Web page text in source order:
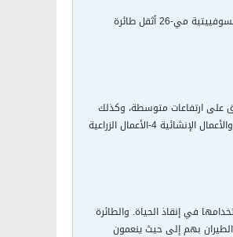
يتراوح حجم الطائرة المروحية بين الطُّرُز أحادية المقعد الصغيرة، والناقلات الضخمة التي يمكنها حمل شاحنتين بداخلها. وتعد الطائرة العسكرية السوفييتية مي-26 أثقل طائرة
على ارتفاعات متوسطة، وكذلك
الإقلاع والهبوط من وإلى مساحات صغيرة. ويمكن حصر استخدام الطائرة المروحية فيما يلي: 1- مهام الإنقاذ العاجل 2-المراقبة الجوية 3- النقل والأعمال الإنشائية 4-الأعمال الزراعية
في إنقاذ الحياة. والطائرة
بهم إلى حيث ينعمون